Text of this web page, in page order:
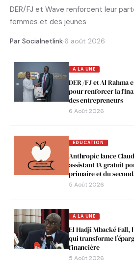
DER/FJ et Wave renforcent leur
femmes et des jeunes
Par Socialnetlink·6 août 2026
A LA UNE
DER /FJ et Al
pour renforcer la
des entrepreneurs
6 Août 2026
EDUCATION
Anthropic lance
assistant IA gratuit
primaire et du
5 Août 2026
A LA UNE
El Hadji Mbacké Fall,
qui transforme
financière
5 Août 2026